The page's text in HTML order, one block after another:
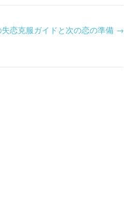
恋克服ガイドと次の恋の準備 →